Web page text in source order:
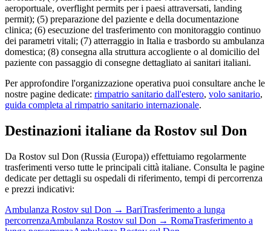
aeroportuale, overflight permits per i paesi attraversati, landing
permit); (5) preparazione del paziente e della documentazione
clinica; (6) esecuzione del trasferimento con monitoraggio continuo
dei parametri vitali; (7) atterraggio in Italia e trasbordo su ambulanza
domestica; (8) consegna alla struttura accogliente o al domicilio del
paziente con passaggio di consegne dettagliato ai sanitari italiani.
Per approfondire l'organizzazione operativa puoi consultare anche le
nostre pagine dedicate: rimpatrio sanitario dall'estero, volo sanitario,
guida completa al rimpatrio sanitario internazionale.
Destinazioni italiane da Rostov sul Don
Da Rostov sul Don (Russia (Europa)) effettuiamo regolarmente
trasferimenti verso tutte le principali città italiane. Consulta le pagine
dedicate per dettagli su ospedali di riferimento, tempi di percorrenza
e prezzi indicativi:
Ambulanza Rostov sul Don → BariTrasferimento a lunga
percorrenzaAmbulanza Rostov sul Don → RomaTrasferimento a